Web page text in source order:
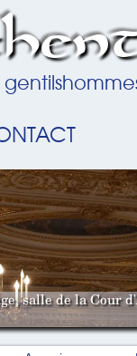
salle de la Cour